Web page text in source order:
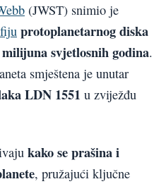
(JWST) snimio je
protoplanetarnog diska
milijuna svjetlosnih godina.
smještena je unutar
LDN 1551 u zviježđu
kako se prašina i
, pružajući ključne